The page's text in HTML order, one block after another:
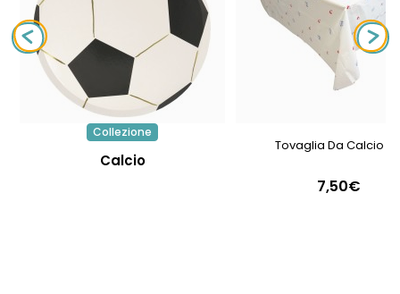
Collezione
Calcio
Tovaglia Da Calcio
7,50€